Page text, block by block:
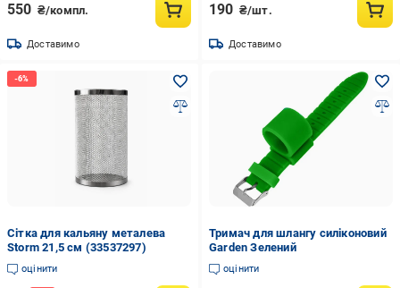
550 ₴/компл.
Доставимо
190 ₴/шт.
Доставимо
Сітка для кальяну металева
Storm 21,5 см (33537297)
оцінити
Тримач для шлангу силіконовий
Garden Зелений
оцінити